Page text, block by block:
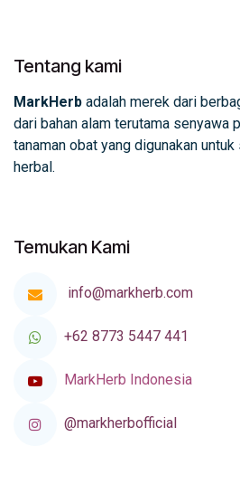
Tentang kami
MarkHerb adalah merek dari
dari bahan alam terutama senyawa
tanaman obat yang digunakan
herbal.
Temukan Kami
info@markherb.com
+62 8773 5447 441
MarkHerb Indonesia
@markherbofficial